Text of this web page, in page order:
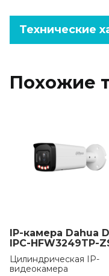
Технические
Похожие
IP-камера Dahua
IPC-HFW3249TP-
Цилиндрическая IP-
видеокамера